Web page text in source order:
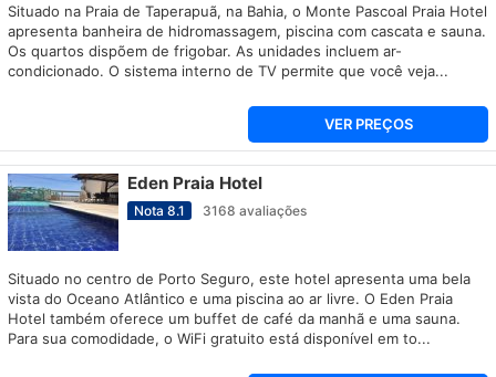
Situado na Praia de Taperapuã, na Bahia, o Monte Pascoal Praia Hotel
apresenta banheira de hidromassagem, piscina com cascata e sauna.
Os quartos dispõem de frigobar. As unidades incluem ar-
condicionado. O sistema interno de TV permite que você veja...
VER PREÇOS
Eden Praia Hotel
Nota 8.1 3168 avaliações
Situado no centro de Porto Seguro, este hotel apresenta uma bela
vista do Oceano Atlântico e uma piscina ao ar livre. O Eden Praia
Hotel também oferece um buffet de café da manhã e uma sauna.
Para sua comodidade, o WiFi gratuito está disponível em to...